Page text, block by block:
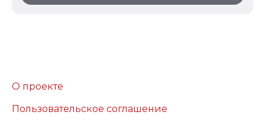
О проекте
Пользовательское соглашение